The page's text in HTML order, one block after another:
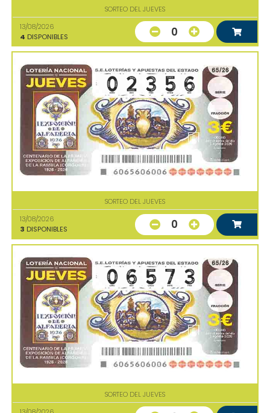
SORTEO DEL JUEVES
13/08/2026
4 DISPONIBLES 0
SORTEO DEL JUEVES
13/08/2026
3 DISPONIBLES 0
SORTEO DEL JUEVES